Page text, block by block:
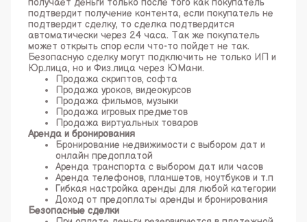
получает деньги только после того как покупатель
подтвердит получение контента, если покупатель не
подтвердит сделку, то сделка подтвердится
автоматически через 24 часа. Так же покупатель
может открыть спор если что-то пойдет не так.
Безопасную сделку могут подключить не только ИП и
Юр.лица, но и Физ.лица через ЮМани.
Продажа скриптов, софта
Продажа уроков, видеокурсов
Продажа фильмов, музыки
Продажа игровых предметов
Продажа виртуальных товаров
Аренда и бронирования
Бронирование недвижимости с выбором дат и
онлайн предоплатой
Аренда транспорта с выбором дат или часов
Аренда телефонов, планшетов, ноутбуков и т.п
Гибкая настройка аренды для любой категории
Доход от предоплаты аренды и бронирования
Безопасные сделки